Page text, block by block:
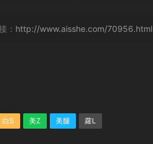
： http://www.aisshe.com/70956.html
白S 美Z 美腿 蘿L